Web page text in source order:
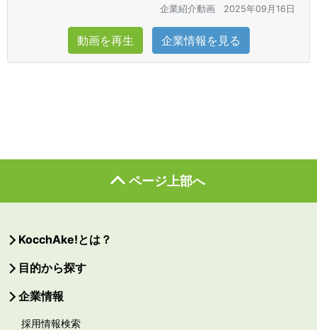
企業紹介動画 2025年09月16日
動画を再生 企業情報を見る
ページ上部へ
KocchAke!とは？
目的から探す
企業情報
採用情報検索